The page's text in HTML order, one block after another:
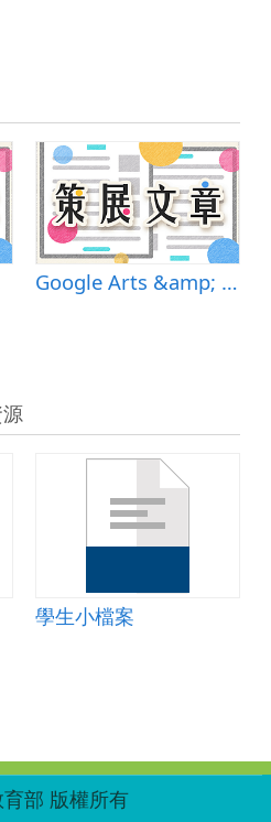
Google Arts &amp; Culture
學生小檔案
部 版權所有